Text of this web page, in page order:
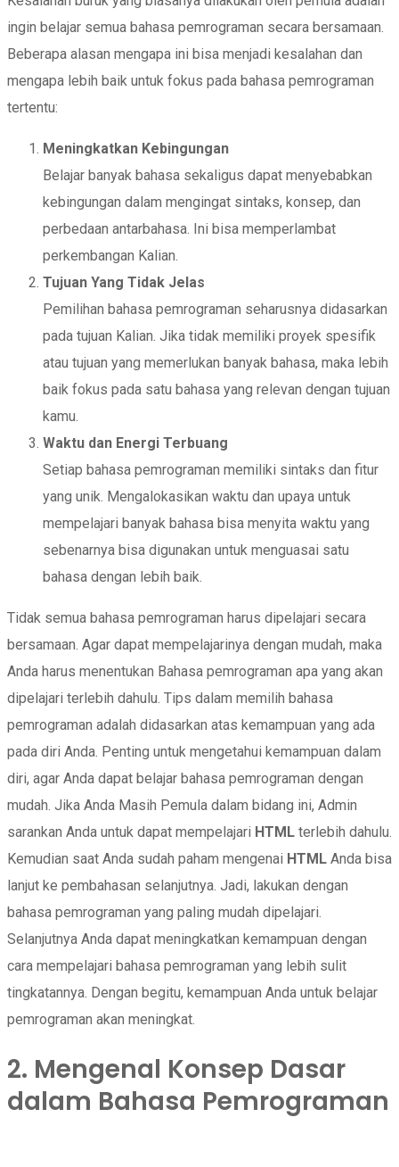
ingin belajar semua bahasa pemrograman secara bersamaan.
Beberapa alasan mengapa ini bisa menjadi kesalahan dan
mengapa lebih baik untuk fokus pada bahasa pemrograman
tertentu:
Meningkatkan Kebingungan
Belajar banyak bahasa sekaligus dapat menyebabkan
kebingungan dalam mengingat sintaks, konsep, dan
perbedaan antarbahasa. Ini bisa memperlambat
perkembangan Kalian.
Tujuan Yang Tidak Jelas
Pemilihan bahasa pemrograman seharusnya didasarkan
pada tujuan Kalian. Jika tidak memiliki proyek spesifik
atau tujuan yang memerlukan banyak bahasa, maka lebih
baik fokus pada satu bahasa yang relevan dengan tujuan
kamu.
Waktu dan Energi Terbuang
Setiap bahasa pemrograman memiliki sintaks dan fitur
yang unik. Mengalokasikan waktu dan upaya untuk
mempelajari banyak bahasa bisa menyita waktu yang
sebenarnya bisa digunakan untuk menguasai satu
bahasa dengan lebih baik.
Tidak semua bahasa pemrograman harus dipelajari secara
bersamaan. Agar dapat mempelajarinya dengan mudah, maka
Anda harus menentukan Bahasa pemrograman apa yang akan
dipelajari terlebih dahulu. Tips dalam memilih bahasa
pemrograman adalah didasarkan atas kemampuan yang ada
pada diri Anda. Penting untuk mengetahui kemampuan dalam
diri, agar Anda dapat belajar bahasa pemrograman dengan
mudah. Jika Anda Masih Pemula dalam bidang ini, Admin
sarankan Anda untuk dapat mempelajari HTML terlebih dahulu.
Kemudian saat Anda sudah paham mengenai HTML Anda bisa
lanjut ke pembahasan selanjutnya. Jadi, lakukan dengan
bahasa pemrograman yang paling mudah dipelajari.
Selanjutnya Anda dapat meningkatkan kemampuan dengan
cara mempelajari bahasa pemrograman yang lebih sulit
tingkatannya. Dengan begitu, kemampuan Anda untuk belajar
pemrograman akan meningkat.
2. Mengenal Konsep Dasar
dalam Bahasa Pemrograman